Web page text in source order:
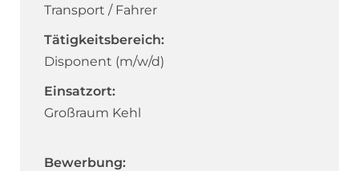
Transport / Fahrer
Tätigkeitsbereich:
Disponent (m/w/d)
Einsatzort:
Großraum Kehl
Bewerbung: